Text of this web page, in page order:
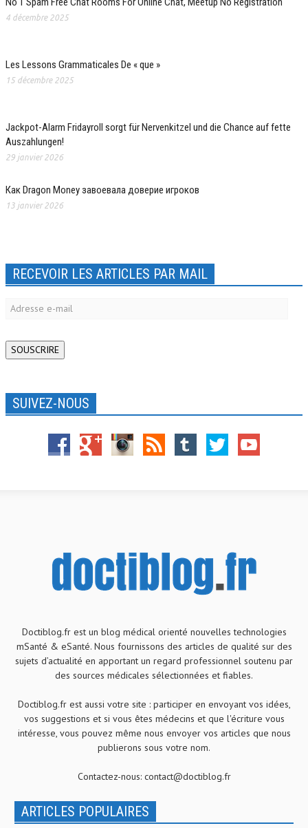
4 décembre 2025
Les Lessons Grammaticales De « que »
15 décembre 2025
Jackpot-Alarm Fridayroll sorgt für Nervenkitzel und die Chance auf fette
Auszahlungen!
29 janvier 2026
Как Dragon Money завоевала доверие игроков
13 janvier 2026
RECEVOIR LES ARTICLES PAR MAIL
Adresse
SOUSCRIRE
SUIVEZ-NOUS
Doctiblog.fr est un blog médical orienté nouvelles technologies
mSanté & eSanté. Nous fournissons des articles de qualité sur des
sujets d’actualité en apportant un regard professionnel soutenu par
des sources médicales sélectionnées et fiables.
Doctiblog.fr est aussi votre site : participer en envoyant vos idées,
vos suggestions et si vous êtes médecins et que l'écriture vous
intéresse, vous pouvez même nous envoyer vos articles que nous
publierons sous votre nom.
Contactez-nous: contact@doctiblog.fr
ARTICLES POPULAIRES